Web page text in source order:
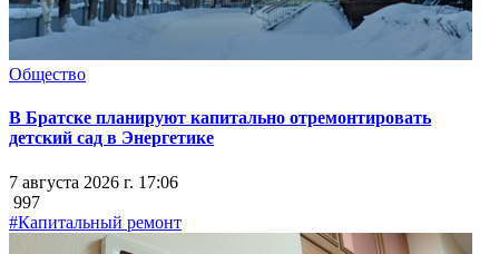
Общество
В Братске планируют капитально отремонтировать
детский сад в Энергетике
7 августа 2026 г. 17:06
997
#Капитальный ремонт